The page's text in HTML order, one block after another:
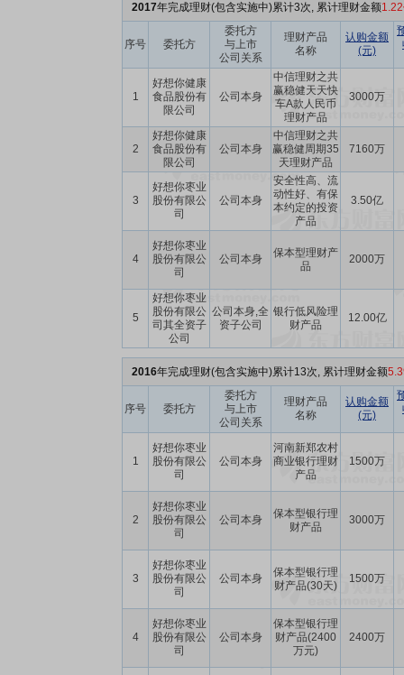
2017年完成理财(包含实施中)累计3次, 累计理财金额
序号 委托方
委托方
与上市
公司关系
理财产品
名称
认购金额
(元)
1
好想你健康
食品股份有
限公司
公司本身
中信理财之共
赢稳健天天快
车A款人民币
理财产品
3000万
2
好想你健康
食品股份有
限公司
公司本身
中信理财之共
赢稳健周期35
天理财产品
7160万
3
好想你枣业
股份有限公
司
公司本身
安全性高、流
动性好、有保
本约定的投资
产品
3.50亿
4
好想你枣业
股份有限公
司
公司本身
保本型理财产
品
2000万
5
好想你枣业
股份有限公
司其全资子
公司
公司本身,全
资子公司
银行低风险理
财产品
12.00亿
2016年完成理财(包含实施中)累计13次, 累计理财金额
序号 委托方
委托方
与上市
公司关系
理财产品
名称
认购金额
(元)
1
好想你枣业
股份有限公
司
公司本身
河南新郑农村
商业银行理财
产品
1500万
2
好想你枣业
股份有限公
司
公司本身
保本型银行理
财产品
3000万
3
好想你枣业
股份有限公
司
公司本身
保本型银行理
财产品(30天)
1500万
4
好想你枣业
股份有限公
司
公司本身
保本型银行理
财产品(2400
万元)
2400万